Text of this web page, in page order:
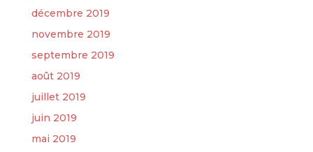
décembre 2019
novembre 2019
septembre 2019
août 2019
juillet 2019
juin 2019
mai 2019